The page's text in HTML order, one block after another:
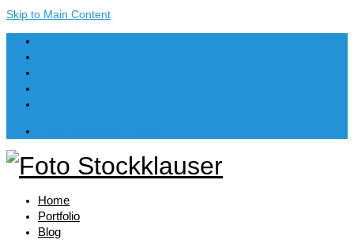
Skip to Main Content
Home
Portfolio
Blog